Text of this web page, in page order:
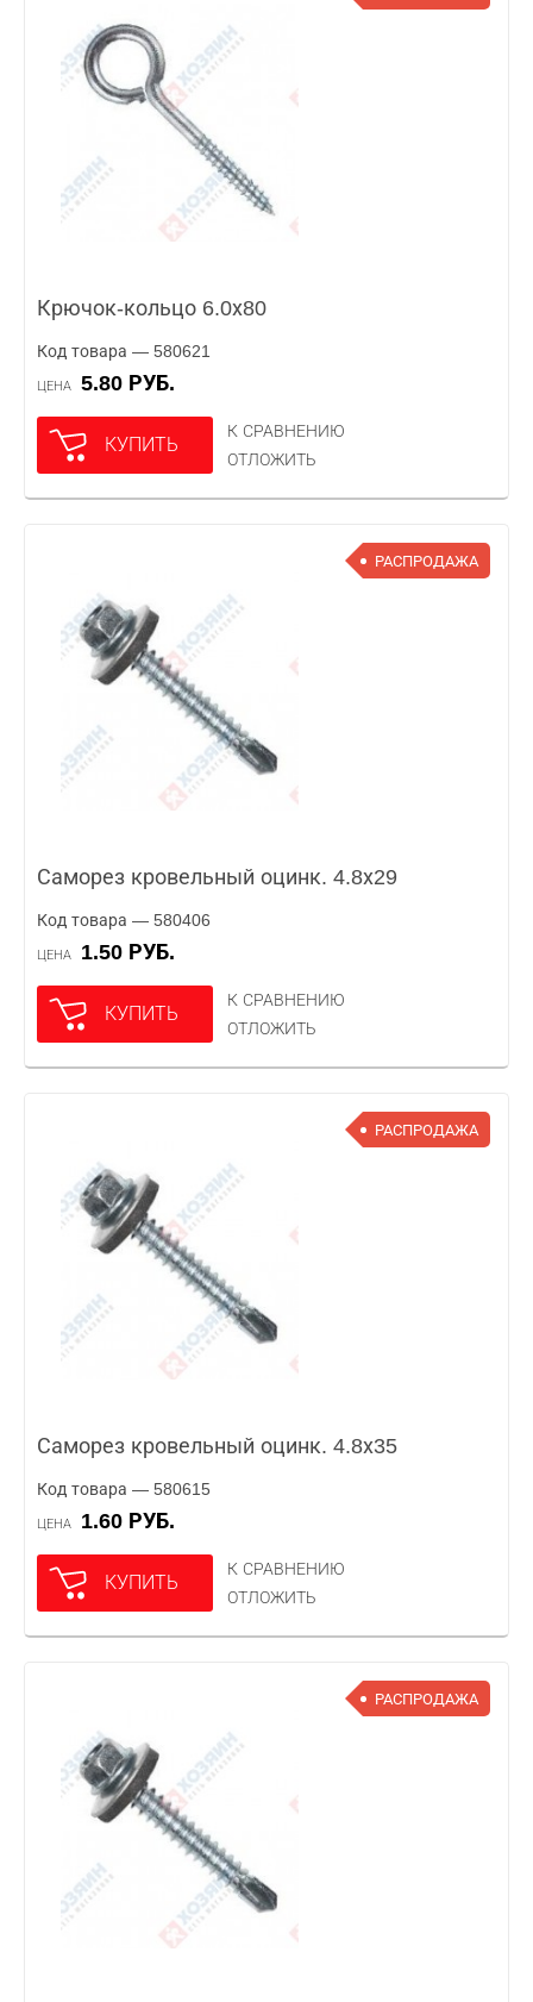
Крючок-кольцо 6.0х80
Код товара — 580621
ЦЕНА 5.80 РУБ.
КУПИТЬ
К СРАВНЕНИЮ
ОТЛОЖИТЬ
РАСПРОДАЖА
Саморез кровельный оцинк. 4.8х29
Код товара — 580406
ЦЕНА 1.50 РУБ.
КУПИТЬ
К СРАВНЕНИЮ
ОТЛОЖИТЬ
РАСПРОДАЖА
Саморез кровельный оцинк. 4.8х35
Код товара — 580615
ЦЕНА 1.60 РУБ.
КУПИТЬ
К СРАВНЕНИЮ
ОТЛОЖИТЬ
РАСПРОДАЖА